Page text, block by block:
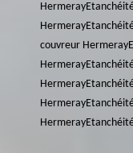
Hermeray
Hermeray
couvreur Hermeray
Hermeray
Hermeray
Hermeray
Hermeray